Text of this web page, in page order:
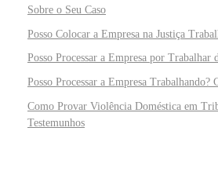
Sobre o Seu Caso
Posso Colocar a Empresa na Justiça
Posso Processar a Empresa por Trabalhar
Posso Processar a Empresa Trabalhando?
Como Provar Violência Doméstica em
Testemunhos